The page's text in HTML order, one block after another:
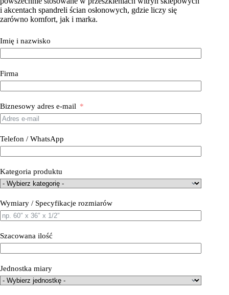
i akcentach spandreli ścian osłonowych, gdzie liczy się
zarówno komfort, jak i marka.
Imię i nazwisko
Firma
Biznesowy adres e-mail
Telefon / WhatsApp
Kategoria produktu
Wymiary / Specyfikacje rozmiarów
Szacowana ilość
Jednostka miary